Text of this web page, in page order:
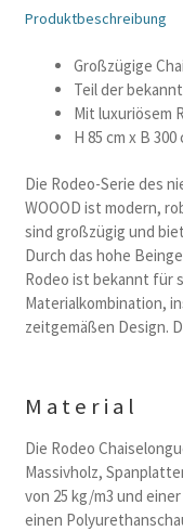
Produktbeschreibung
Großzügige
Teil der
Mit luxuriösem
H 85 cm x B 300
Die Rodeo-Serie des
WOOOD ist modern,
sind großzügig und
Durch das hohe
Rodeo ist bekannt für
Materialkombination,
zeitgemäßen Design.
Material
Die Rodeo
Massivholz,
von 25 kg/m3 und
einen